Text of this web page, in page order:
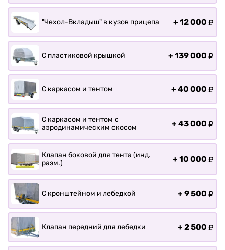
Хоз. товары
Дилеры
О заводе
Контакты
Статьи
Оплата
Доставка
"Чехол-Вкладыш" в кузов прицепа + 12 000
С пластиковой крышкой + 139 000
С каркасом и тентом + 40 000
С каркасом и тентом с
аэродинамическим скосом
+ 43 000
Клапан боковой для тента (инд.
разм.)
+ 10 000
С кронштейном и лебедкой + 9 500
Клапан передний для лебедки + 2 500